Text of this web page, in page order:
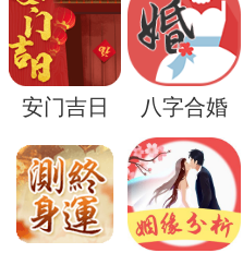
除此之外，在一些古
为一种象征着权力和
见鲲鹏也可能暗示着
望、追求。
值得一提的是，周公
解梦方式，其解释方
安门吉日 八字合婚